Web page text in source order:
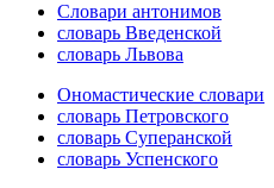
Словари антонимов
словарь Введенской
словарь Львова
Ономастические словари
словарь Петровского
словарь Суперанской
словарь Успенского